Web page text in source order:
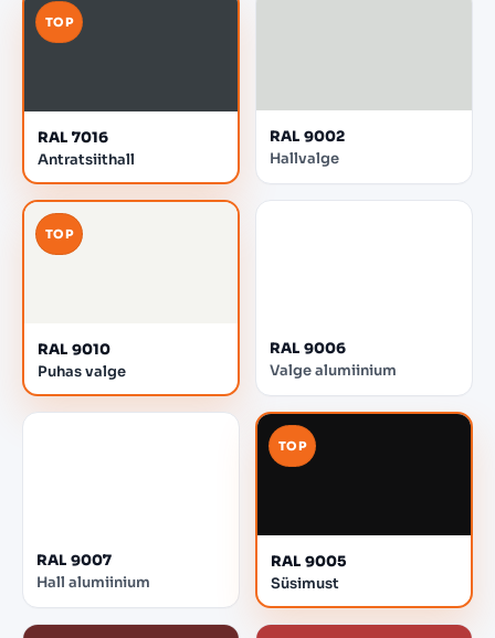
TOP
RAL 7016
Antratsiithall
RAL 9002
Hallvalge
TOP
RAL 9010
Puhas valge
RAL 9006
Valge alumiinium
RAL 9007
Hall alumiinium
TOP
RAL 9005
Süsimust